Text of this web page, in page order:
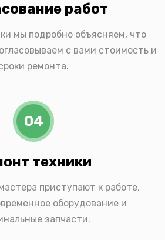
работ
мы подробно объясняем, что
с вами стоимость и
ремонта.
04
техники
приступают к работе,
оборудование и
запчасти.